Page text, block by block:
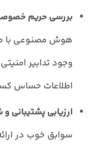
بررسی حریم
هوش مصنوعی با
وجود تدابیر
اطلاعات حساس
ارزیابی پشتیبانی
سوابق خوب در